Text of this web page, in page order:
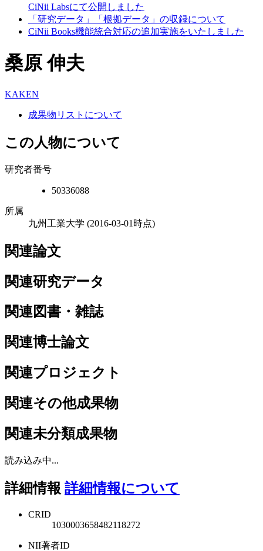
CiNii Labsにて公開しました
「研究データ」「根拠データ」の収録について
CiNii Books機能統合対応の追加実施をいたしました
桑原 伸夫
KAKEN
成果物リストについて
この人物について
研究者番号
50336088
所属
九州工業大学 (2016-03-01時点)
関連論文
関連研究データ
関連図書・雑誌
関連博士論文
関連プロジェクト
関連その他成果物
関連未分類成果物
読み込み中...
詳細情報 詳細情報について
CRID
1030003658482118272
NII著者ID